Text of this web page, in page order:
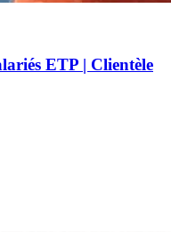
ETP | Clientèle